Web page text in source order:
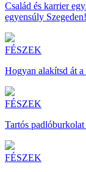
Család és karrier
egyensúly Szegeden!
FÉSZEK
Hogyan alakítsd át a
FÉSZEK
Tartós
FÉSZEK